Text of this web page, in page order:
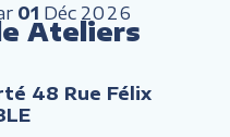
01 Déc 2026
Ateliers
48 Rue Félix